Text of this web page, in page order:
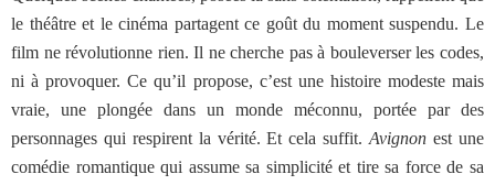
le théâtre et le cinéma partagent ce goût du moment suspendu. Le
film ne révolutionne rien. Il ne cherche pas à bouleverser les codes,
ni à provoquer. Ce qu’il propose, c’est une histoire modeste mais
vraie, une plongée dans un monde méconnu, portée par des
personnages qui respirent la vérité. Et cela suffit.Avignon est une
comédie romantique qui assume sa simplicité et tire sa force de sa